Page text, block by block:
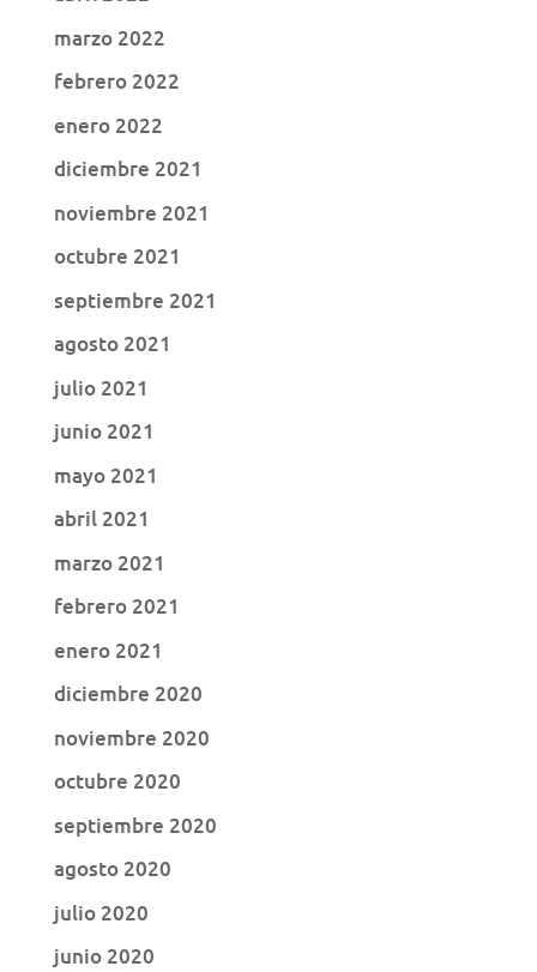
marzo 2022
febrero 2022
enero 2022
diciembre 2021
noviembre 2021
octubre 2021
septiembre 2021
agosto 2021
julio 2021
junio 2021
mayo 2021
abril 2021
marzo 2021
febrero 2021
enero 2021
diciembre 2020
noviembre 2020
octubre 2020
septiembre 2020
agosto 2020
julio 2020
junio 2020